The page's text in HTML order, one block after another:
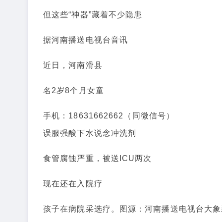
但这些“神器”藏着不少隐患
据河南播送电视台音讯
近日，河南滑县
名2岁8个月女童
手机：18631662662（同微信号）
误服强酸下水说念冲洗剂
食管腐蚀严重，被送ICU两次
现在还在入院疗
孩子在病院采选疗。图源：河南播送电视台大